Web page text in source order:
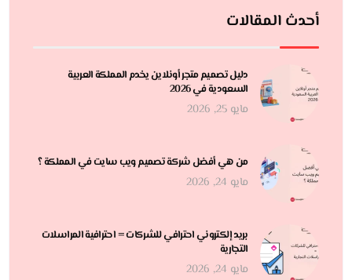
أحدث المقالات
دليل تصميم متجر أونلاين يخدم المملكة العربية
السعودية في 2026
مايو 25, 2026
من هي أفضل شركة تصميم ويب سايت في المملكة ؟
مايو 24, 2026
بريد إلكتروني احترافي للشركات = احترافية المراسلات
التجارية
مايو 24, 2026